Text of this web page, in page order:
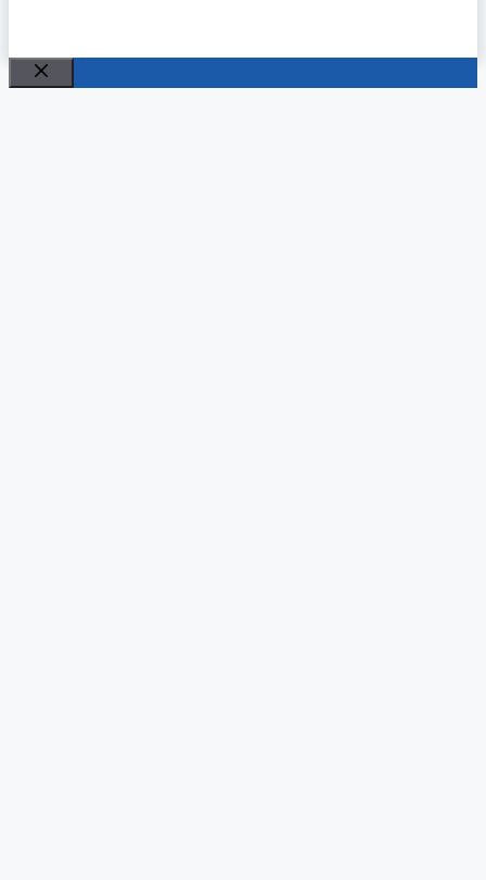
Schließen